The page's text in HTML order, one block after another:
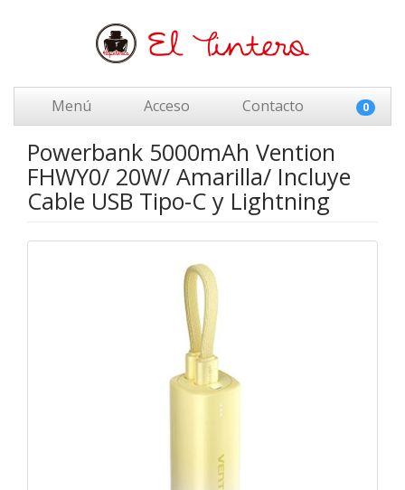
Menú Acceso Contacto 0
Powerbank 5000mAh Vention
FHWY0/ 20W/ Amarilla/ Incluye
Cable USB Tipo-C y Lightning